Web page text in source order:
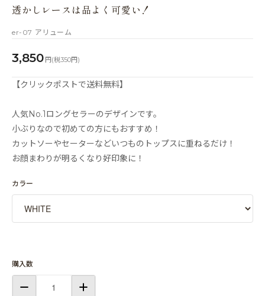
透かしレースは品よく可愛い！
er-07 アリューム
3,850 円(税350円)
【クリックポストで送料無料】
人気No.1ロングセラーのデザインです。
小ぶりなので初めての方にもおすすめ！
カットソーやセーターなどいつものトップスに重ねるだけ！
お顔まわりが明るくなり好印象に！
カラー
購入数